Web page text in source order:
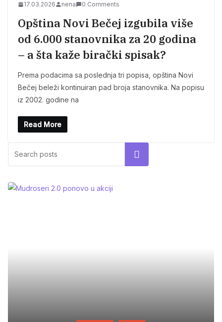
17.03.2026 nena 0 Comments
Opština Novi Bečej izgubila više
od 6.000 stanovnika za 20 godina
– a šta kaže birački spisak?
Prema podacima sa poslednja tri popisa, opština Novi
Bečej beleži kontinuiran pad broja stanovnika. Na popisu
iz 2002. godine na
Read More
Search